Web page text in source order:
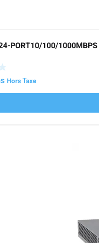
PORT10/100/
Hors Taxe